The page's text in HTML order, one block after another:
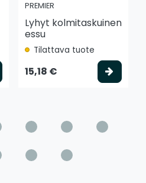
Valitse vaihtoehto
PREMIER
Lyhyt kolmitaskuinen
essu
Tilattava tuote
15,18 €